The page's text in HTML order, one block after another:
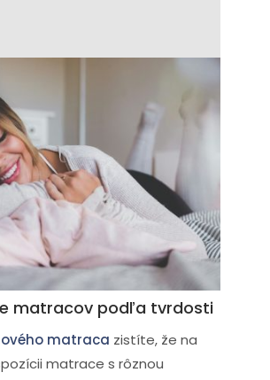
tvrdosti matraca závisí od
Ide napríklad o polohu
zdravotné problémy alebo
matrace sú vhodné
ale aj pre ľudí, ktorí
alebo trpia problémami
aparátu. Za akých okolností
pre mäkký matrac?
matracov podľa tvrdosti
matraca zistíte, že na
matrace s rôznou